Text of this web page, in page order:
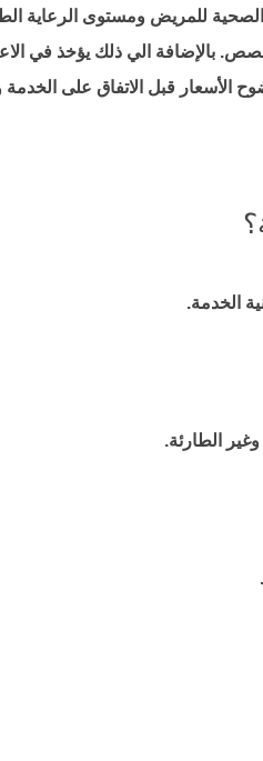
للمريض ومستوى الرعاية
الي ذلك يؤخذ في
قبل الاتفاق على
الخدمة.
الطارئة.